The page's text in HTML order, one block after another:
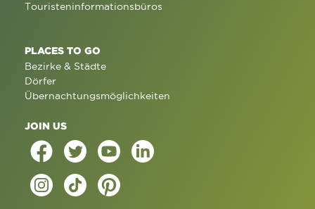
Touristeninformationsbüros
PLACES TO GO
Bezirke & Städte
Dörfer
Übernachtungsmöglichkeiten
JOIN US